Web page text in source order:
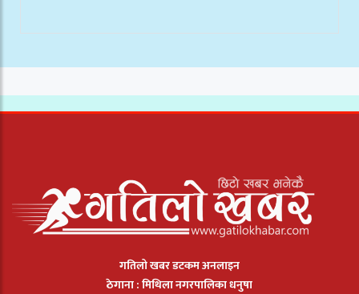
गतिलो खबर डटकम अनलाइन
ठेगाना : मिथिला नगरपालिका धनुषा